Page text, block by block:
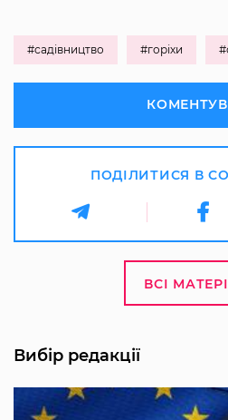
#садівництво #горіхи
ПОДІЛИТИСЯ В
ВСІ
Вибір редакції